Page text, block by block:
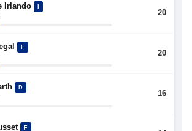
Irlando
20
F
20
D
16
F